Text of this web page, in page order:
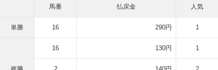
馬番 払戻金 人気
単勝 16 290円 1
16 130円 1